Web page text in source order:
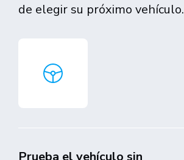
de elegir su próximo vehículo.
Prueba el vehículo sin